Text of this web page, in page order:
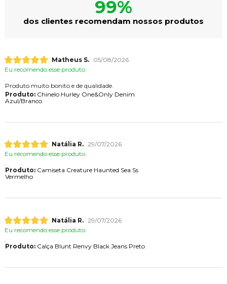
99%
dos clientes recomendam nossos produtos
Matheus S.
05/08/2026
Eu recomendo esse produto.
Produto muito bonito e de qualidade.
Produto:Chinelo Hurley One&Only Denim
Azul/Branco
Natália R. 29/07/2026
Eu recomendo esse produto.
Produto:Camiseta Creature Haunted Sea Ss
Vermelho
Natália R. 29/07/2026
Eu recomendo esse produto.
Produto:Calça Blunt Renvy Black Jeans Preto